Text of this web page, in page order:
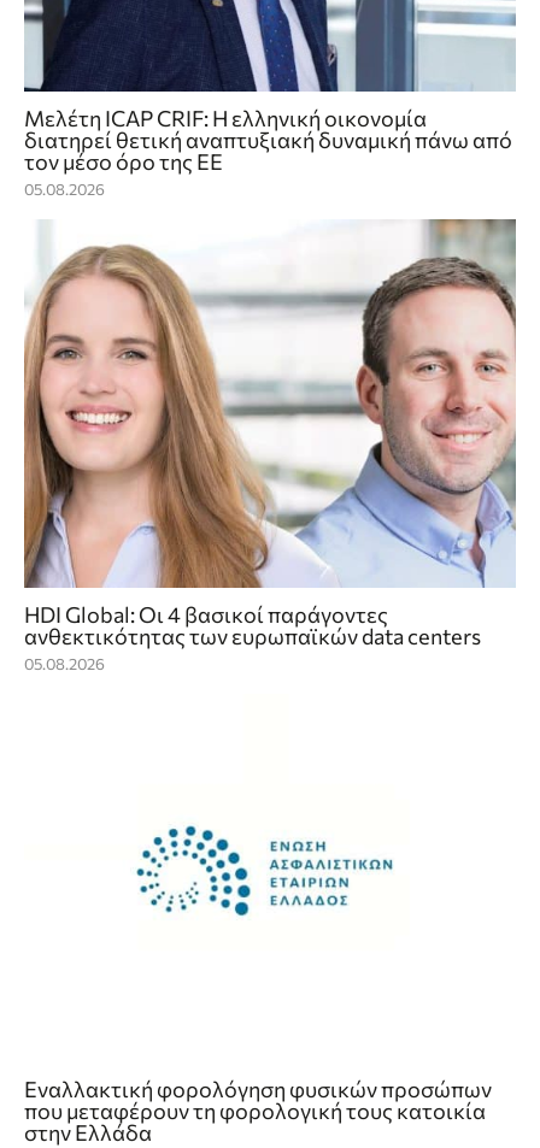
Μελέτη ICAP CRIF: Η ελληνική οικονομία
διατηρεί θετική αναπτυξιακή δυναμική πάνω από
τον μέσο όρο της ΕΕ
05.08.2026
HDI Global: Οι 4 βασικοί παράγοντες
ανθεκτικότητας των ευρωπαϊκών data centers
05.08.2026
Εναλλακτική φορολόγηση φυσικών προσώπων
που μεταφέρουν τη φορολογική τους κατοικία
στην Ελλάδα